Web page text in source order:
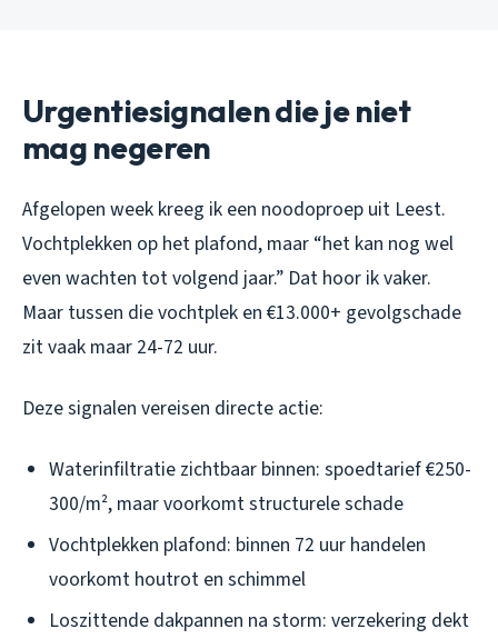
Urgentiesignalen die je niet
mag negeren
Afgelopen week kreeg ik een noodoproep uit Leest.
Vochtplekken op het plafond, maar “het kan nog wel
even wachten tot volgend jaar.” Dat hoor ik vaker.
Maar tussen die vochtplek en €13.000+ gevolgschade
zit vaak maar 24-72 uur.
Deze signalen vereisen directe actie:
Waterinfiltratie zichtbaar binnen: spoedtarief €250-
300/m², maar voorkomt structurele schade
Vochtplekken plafond: binnen 72 uur handelen
voorkomt houtrot en schimmel
Loszittende dakpannen na storm: verzekering dekt